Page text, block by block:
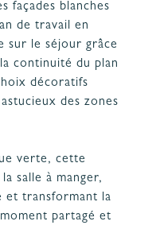
façades blanches
de travail en
sur le séjour grâce
continuité du plan
décoratifs
des zones
verte, cette
salle à manger,
et transformant la
partagé et